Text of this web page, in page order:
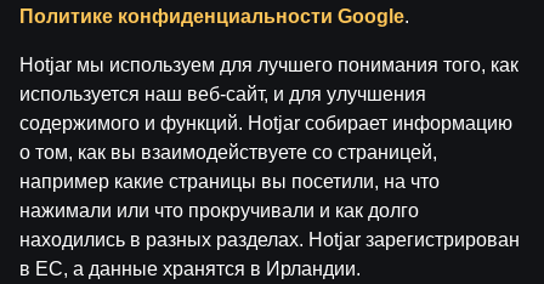
Внимание! Азартные игры могут вызвать
зависимость!
Играть разрешено только с 18 лет.Пожалуйста,
играй ответственно.
Политике конфиденциальности Google.
Hotjar мы используем для лучшего понимания того, как
используется наш веб-сайт, и для улучшения
содержимого и функций. Hotjar собирает информацию
о том, как вы взаимодействуете со страницей,
например какие страницы вы посетили, на что
нажимали или что прокручивали и как долго
находились в разных разделах. Hotjar зарегистрирован
в ЕС, а данные хранятся в Ирландии.